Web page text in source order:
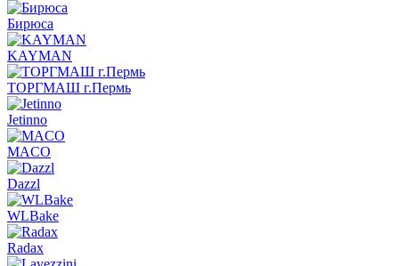
Бирюса
KAYMAN
ТОРГМАШ г.Пермь
Jetinno
MACO
Dazzl
WLBake
Radax